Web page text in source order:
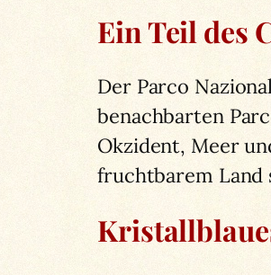
Ein Teil des
Der Parco
benachbarten
Okzident, Meer
fruchtbarem Land